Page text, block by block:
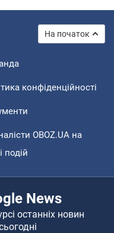
На початок
конфіденційності
OBOZ.UA на
подій
News
останніх новин